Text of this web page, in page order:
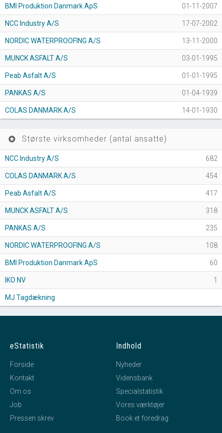
BMI Produktion Danmark ApS 01-11-2007
NCC Industry A/S 17-07-2002
NORDIC WATERPROOFING A/S 13-11-2000
MUNCK ASFALT A/S 03-01-1995
Peab Asfalt A/S 01-01-1995
PANKAS A/S 01-04-1939
COLAS DANMARK A/S 14-01-1930
stars Største virksomheder (antal ansatte)
NCC Industry A/S 682
COLAS DANMARK A/S 454
Peab Asfalt A/S 417
MUNCK ASFALT A/S 318
PANKAS A/S 235
NORDIC WATERPROOFING A/S 108
BMI Produktion Danmark ApS 60
IKO NV 1
MJ Tagdækning
eStatistik
Forside
Kontakt
Om os
Job
Pressen skrev
Indhold
Nyheder
Vidensbank
Specialstatistik
Vores værktøjer
Book et foredrag